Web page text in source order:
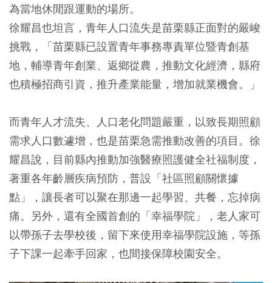
為當地休閒跟運動的場所。
徐耀昌也坦言，青年人口流失是苗栗縣正面對的嚴峻
挑戰，「苗栗縣已設置青年事務專責單位暨青創基
地，輔導青年創業、返鄉從農，推動文化經濟，縣府
也積極招商引資，推升產業能量，增加就業機會。」
而青年人才流失、人口老化問題嚴重，以致長期照顧
需求人口數遽增，也是苗栗急需推動改善的項目。徐
耀昌說，目前縣內推動加強醫療照護健全社福制度，
著重各年齡層疾病預防，普設「社區照顧關懷據
點」，讓長者可以聚在那邊一起學習、共餐，忘掉病
痛。另外，還有全國首創的「幸福學院」，老人家可
以帶孫子去學校後，留下來使用幸福學院設施，等孫
子下課一起牽手回家，也間接保障校園安全。